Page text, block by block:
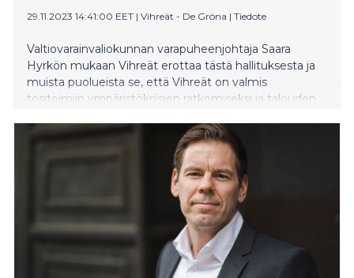
29.11.2023 14:41:00 EET | Vihreät - De Gröna | Tiedote
Valtiovarainvaliokunnan varapuheenjohtaja Saara
Hyrkön mukaan Vihreät erottaa tästä hallituksesta ja
muista puolueista se, että Vihreät on valmis
tositoimiin ympäristökriisien ratkomiseksi ja talouden
leikkaisi lapsilta ja nuorilta. Hyrkkö piti Vihreiden
ryhmäpuheenvuoron opposition vaihtoehtobudjetteja
koskevassa keskustelussa keskiviikkona. EMBARGO
KUNNES PUHE ON PIDETTY.